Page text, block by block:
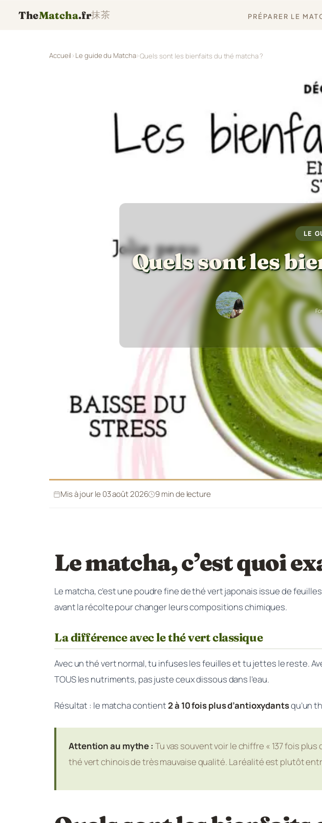
TheMatcha.fr抹茶 PRÉPARER LE
Accueil Le guide du Matcha Quels sont les bienfaits du thé matcha ?
LE
Quels sont les
Mis à jour le 03 août 2026 9 min de lecture
Le matcha, c’est quoi
Le matcha, c’est une poudre fine de thé vert japonais issue de
avant la récolte pour changer leurs compositions chimiques.
La différence avec le thé vert classique
Avec un thé vert normal, tu infuses les feuilles et tu jettes le reste.
TOUS les nutriments, pas juste ceux dissous dans l’eau.
Résultat : le matcha contient2 à 10 fois plus d’antioxydantsqu’un
Attention au mythe : Tu vas souvent voir le chiffre « 137 fois
thé vert chinois de très mauvaise qualité. La réalité est plutôt